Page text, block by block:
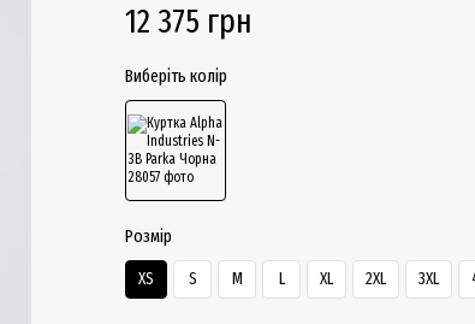
12 375 грн
Виберіть колір
Розмір
XS S M L XL 2XL 3XL